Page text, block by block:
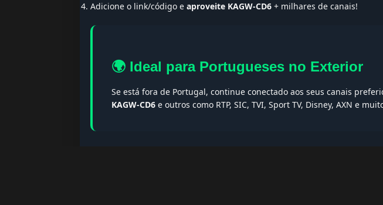
Adicione o link/código e aproveite KAGW-CD6 + milhares de canais!
🌍 Ideal para Portugueses no Exterior
Se está fora de Portugal, continue conectado aos seus canais
KAGW-CD6 e outros como RTP, SIC, TVI, Sport TV, Disney, AXN e